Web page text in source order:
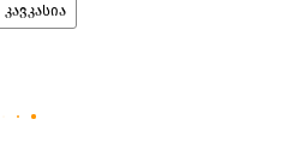
კავკასია